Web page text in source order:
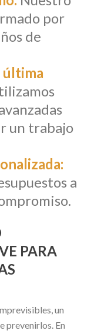
por
de
última
un trabajo
a
PARA
un
prevenirlos. En